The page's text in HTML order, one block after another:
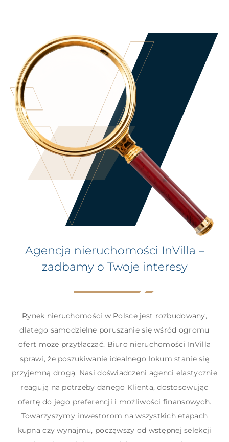
Agencja nieruchomości InVilla –
zadbamy o Twoje interesy
Rynek nieruchomości w Polsce jest rozbudowany,
dlatego samodzielne poruszanie się wśród ogromu
ofert może przytłaczać. Biuro nieruchomości InVilla
sprawi, że poszukiwanie idealnego lokum stanie się
przyjemną drogą. Nasi doświadczeni agenci elastycznie
reagują na potrzeby danego Klienta, dostosowując
ofertę do jego preferencji i możliwości finansowych.
Towarzyszymy inwestorom na wszystkich etapach
kupna czy wynajmu, począwszy od wstępnej selekcji